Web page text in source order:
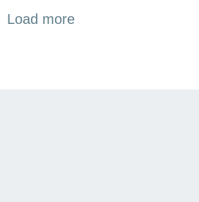
Load more